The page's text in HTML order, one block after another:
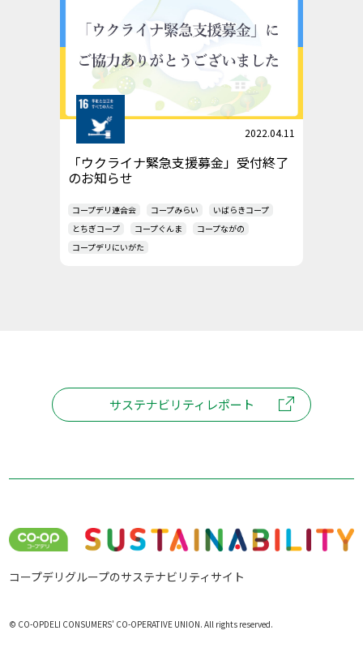
2022.04.11
「ウクライナ緊急支援募金」受付終了
のお知らせ
コープデリ連合会 コープみらい
いばらきコープ
とちぎコープ
コープぐんま
コープながの
コープデリにいがた
サステナビリティレポート
コープデリグループのサステナビリティサイト
© CO-OPDELI CONSUMERS’ CO-OPERATIVE UNION. All rights reserved.